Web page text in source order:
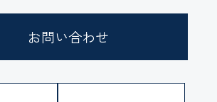
お問い合わせ